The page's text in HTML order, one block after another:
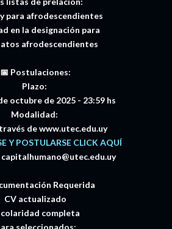
para afrodescendientes
en la designación para
afrodescendientes
📅 Postulaciones:
Plazo:
octubre de 2025 - 23:59 hs
Modalidad:
de www.utec.edu.uy
Y POSTULARSE CLICK AQUÍ
Requerida
CV actualizado
completa